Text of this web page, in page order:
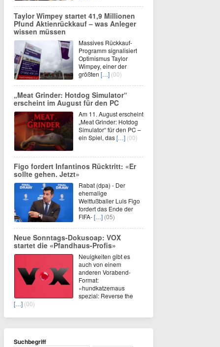
Taylor Wimpey startet 41,9 Millionen
Pfund Aktienrückkauf – was Anleger
wissen müssen
Massives Rückkauf-
Programm signalisiert
Optimismus Taylor
Wimpey, einer der
größten […] (00)
„Meat Grinder: Hotdog Simulator“
erscheint im August für den PC
Am 11. August erscheint
„Meat Grinder: Hotdog
Simulator“ für den PC –
ein Spiel, das[…] (00)
Figo fordert Infantinos Rücktritt: «Er
sollte gehen. Jetzt»
Rabat (dpa) - Der
ehemalige
Weltfußballer Luis Figo
fordert das Ende der
FIFA-[…] (05)
Neue Sonntags-Dokusoap: VOX
startet die «Pfandhaus-Profis»
Neuigkeiten gibt es
auch von einem
anderen Vorabend-
Format:
«hundkatzemaus
spezial: Reverse the
[…] (00)
Suchbegriff